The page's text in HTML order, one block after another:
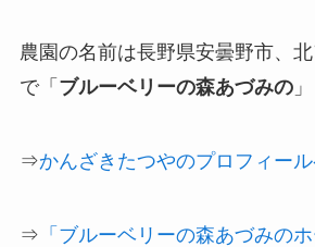
農園の名前は長野県安曇野市、
で「 ブルーベリーの森あづみの」
⇒かんざきたつやのプロフィー
⇒ 「ブルーベリーの森あづみの